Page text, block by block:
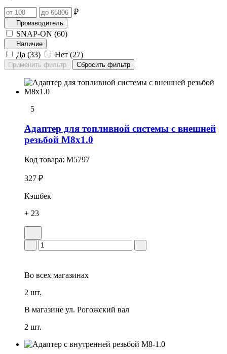
₽
Производитель
SNAP-ON (60)
Наличие
Да (33) Нет (27)
5
Адаптер для топливной системы с внешней
резьбой М8х1.0
Код товара: M5797
327 ₽
Кэшбек
+ 23
Во всех магазинах
2 шт.
В магазине ул. Рогожский вал
2 шт.